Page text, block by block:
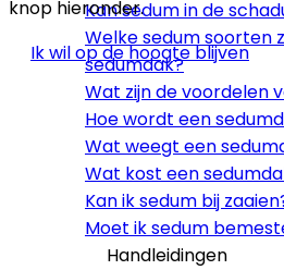
Kan sedum in de
Welke sedum soorten
sedumdak?
Wat zijn de voordelen
Hoe wordt een
Wat weegt een
Wat kost een
Kan ik sedum bij
Moet ik sedum
Handleidingen
knop hieronder.
Ik wil op de hoogte blijven